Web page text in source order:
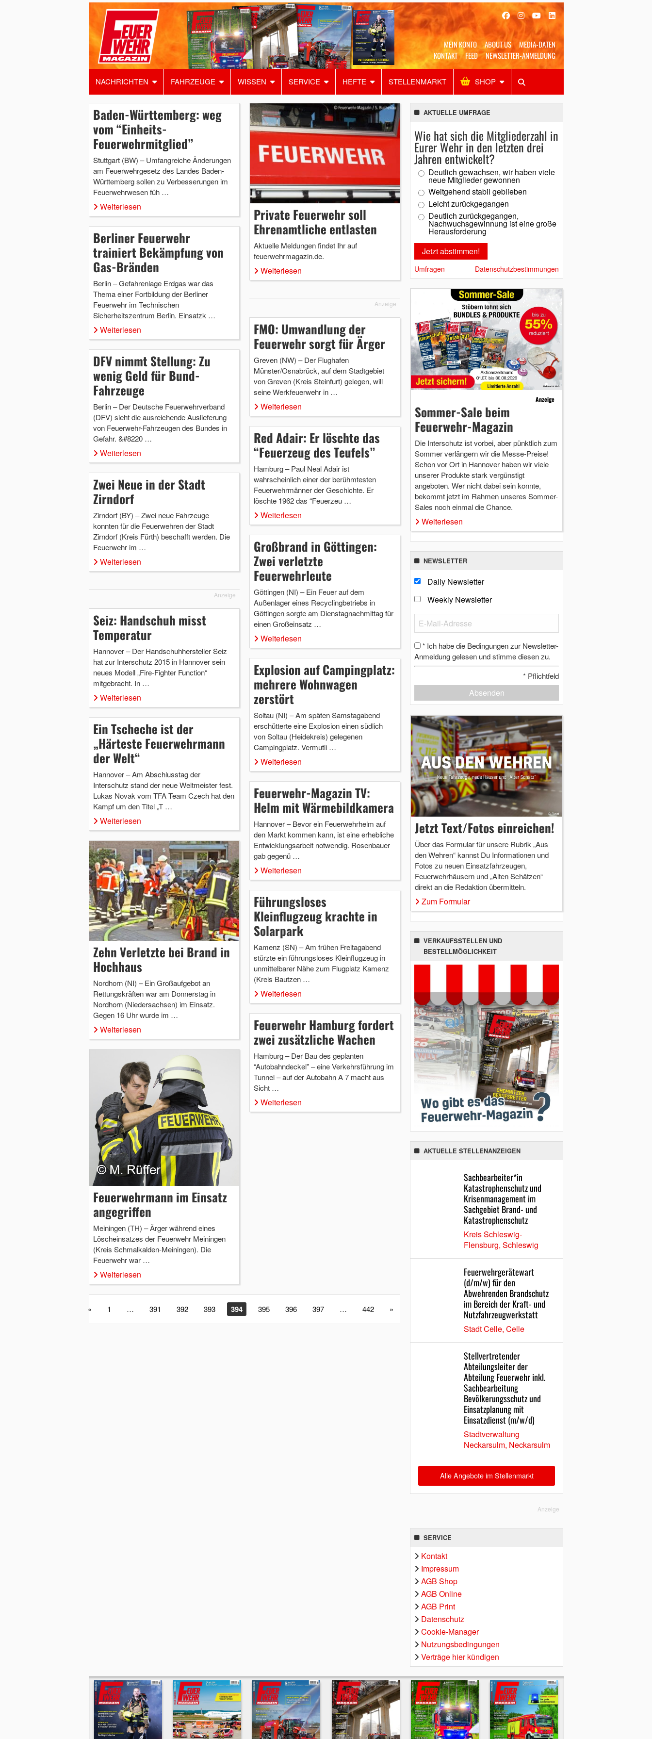
MEIN KONTO ABOUT US
MEDIA-DATEN
KONTAKT
FEED NEWSLETTER-ANMELDUNG
NACHRICHTEN FAHRZEUGE WISSEN SERVICE HEFTE STELLENMARKT SHOP
Alles Shop SUCHEN
Baden-Württemberg: weg
vom “Einheits-
Feuerwehrmitglied”
Stuttgart (BW) – Umfangreiche Änderungen
am Feuerwehrgesetz des Landes Baden-
Württemberg sollen zu Verbesserungen im
Feuerwehrwesen füh …
Weiterlesen
Private Feuerwehr soll
Ehrenamtliche entlasten
Aktuelle Meldungen findet Ihr auf
feuerwehrmagazin.de.
Weiterlesen
Berliner Feuerwehr
trainiert Bekämpfung von
Gas-Bränden
Berlin – Gefahrenlage Erdgas war das
Thema einer Fortbildung der Berliner
Feuerwehr im Technischen
Sicherheitszentrum Berlin. Einsatzk …
Weiterlesen
Anzeige
DFV nimmt Stellung: Zu
wenig Geld für Bund-
Fahrzeuge
Berlin – Der Deutsche Feuerwehrverband
(DFV) sieht die ausreichende Auslieferung
von Feuerwehr-Fahrzeugen des Bundes in
Gefahr. &#8220 …
Weiterlesen
FMO: Umwandlung der
Feuerwehr sorgt für Ärger
Greven (NW) – Der Flughafen
Münster/Osnabrück, auf dem Stadtgebiet
von Greven (Kreis Steinfurt) gelegen, will
seine Werkfeuerwehr in …
Weiterlesen
Zwei Neue in der Stadt
Zirndorf
Zirndorf (BY) – Zwei neue Fahrzeuge
konnten für die Feuerwehren der Stadt
Zirndorf (Kreis Fürth) beschafft werden. Die
Feuerwehr im …
Weiterlesen
Red Adair: Er löschte das
“Feuerzeug des Teufels”
Hamburg – Paul Neal Adair ist
wahrscheinlich einer der berühmtesten
Feuerwehrmänner der Geschichte. Er
löschte 1962 das “Feuerzeu …
Weiterlesen
Anzeige
Großbrand in Göttingen:
Zwei verletzte
Feuerwehrleute
Göttingen (NI) – Ein Feuer auf dem
Außenlager eines Recyclingbetriebs in
Göttingen sorgte am Dienstagnachmittag für
einen Großeinsatz …
Weiterlesen
Seiz: Handschuh misst
Temperatur
Hannover – Der Handschuhhersteller Seiz
hat zur Interschutz 2015 in Hannover sein
neues Modell „Fire-Fighter Function“
mitgebracht. In …
Weiterlesen
Explosion auf Campingplatz:
mehrere Wohnwagen
zerstört
Soltau (NI) – Am späten Samstagabend
erschütterte eine Explosion einen südlich
von Soltau (Heidekreis) gelegenen
Campingplatz. Vermutli …
Weiterlesen
Ein Tscheche ist der
„Härteste Feuerwehrmann
der Welt“
Hannover – Am Abschlusstag der
Interschutz stand der neue Weltmeister fest.
Lukas Novak vom TFA Team Czech hat den
Kampf um den Titel „T …
Weiterlesen
Feuerwehr-Magazin TV:
Helm mit Wärmebildkamera
Hannover – Bevor ein Feuerwehrhelm auf
den Markt kommen kann, ist eine erhebliche
Entwicklungsarbeit notwendig. Rosenbauer
gab gegenü …
Weiterlesen
Zehn Verletzte bei Brand in
Hochhaus
Nordhorn (NI) – Ein Großaufgebot an
Rettungskräften war am Donnerstag in
Nordhorn (Niedersachsen) im Einsatz.
Gegen 16 Uhr wurde im …
Weiterlesen
Führungsloses
Kleinflugzeug krachte in
Solarpark
Kamenz (SN) – Am frühen Freitagabend
stürzte ein führungsloses Kleinflugzeug in
unmittelbarer Nähe zum Flugplatz Kamenz
(Kreis Bautzen …
Weiterlesen
Feuerwehrmann im Einsatz
angegriffen
Meiningen (TH) – Ärger während eines
Löscheinsatzes der Feuerwehr Meiningen
(Kreis Schmalkalden-Meiningen). Die
Feuerwehr war …
Weiterlesen
Feuerwehr Hamburg fordert
zwei zusätzliche Wachen
Hamburg – Der Bau des geplanten
“Autobahndeckel” – eine Verkehrsführung im
Tunnel – auf der Autobahn A 7 macht aus
Sicht …
Weiterlesen
« 1 … 391 392 393 394 395 396 397 … 442 »
AKTUELLE UMFRAGE
Wie hat sich die Mitgliederzahl in
Eurer Wehr in den letzten drei
Jahren entwickelt?
Deutlich gewachsen, wir haben viele
neue Mitglieder gewonnen
Weitgehend stabil geblieben
Leicht zurückgegangen
Deutlich zurückgegangen,
Nachwuchsgewinnung ist eine große
Herausforderung
Umfragen Datenschutzbestimmungen
Anzeige
Sommer-Sale beim
Feuerwehr-Magazin
Die Interschutz ist vorbei, aber pünktlich zum
Sommer verlängern wir die Messe-Preise!
Schon vor Ort in Hannover haben wir viele
unserer Produkte stark vergünstigt
angeboten. Wer nicht dabei sein konnte,
bekommt jetzt im Rahmen unseres Sommer-
Sales noch einmal die Chance.
Weiterlesen
NEWSLETTER
Daily Newsletter
Weekly Newsletter
* Ich habe die Bedingungen zur Newsletter-
Anmeldung gelesen und stimme diesen zu.
* Pflichtfeld
Absenden
Jetzt Text/Fotos einreichen!
Über das Formular für unsere Rubrik „Aus
den Wehren“ kannst Du Informationen und
Fotos zu neuen Einsatzfahrzeugen,
Feuerwehrhäusern und „Alten Schätzen“
direkt an die Redaktion übermitteln.
Zum Formular
VERKAUFSSTELLEN UND
BESTELLMÖGLICHKEIT
AKTUELLE STELLENANZEIGEN
Sachbearbeiter*in
Katastrophenschutz und
Krisenmanagement im
Sachgebiet Brand- und
Katastrophenschutz
Kreis Schleswig-
Flensburg, Schleswig
Feuerwehrgerätewart
(d/m/w) für den
Abwehrenden Brandschutz
im Bereich der Kraft- und
Nutzfahrzeugwerkstatt
Stadt Celle, Celle
Stellvertretender
Abteilungsleiter der
Abteilung Feuerwehr inkl.
Sachbearbeitung
Bevölkerungsschutz und
Einsatzplanung mit
Einsatzdienst (m/w/d)
Stadtverwaltung
Neckarsulm, Neckarsulm
Alle Angebote im Stellenmarkt
Anzeige
SERVICE
Kontakt
Impressum
AGB Shop
AGB Online
AGB Print
Datenschutz
Cookie-Manager
Nutzungsbedingungen
Verträge hier kündigen